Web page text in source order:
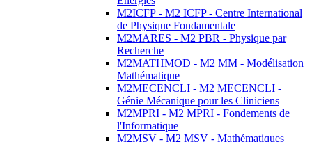
M2ICFP - M2 ICFP - Centre International
de Physique Fondamentale
M2MARES - M2 PBR - Physique par
Recherche
M2MATHMOD - M2 MM - Modélisation
Mathématique
M2MECENCLI - M2 MECENCLI -
Génie Mécanique pour les Cliniciens
M2MPRI - M2 MPRI - Fondements de
l'Informatique
M2MSV - M2 MSV - Mathématiques